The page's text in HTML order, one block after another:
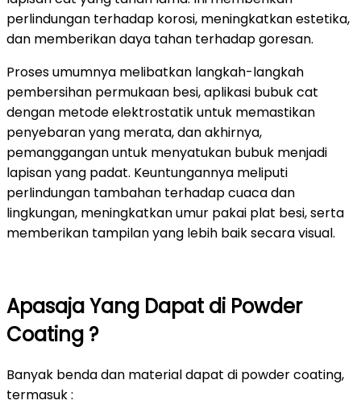
perlindungan terhadap korosi, meningkatkan estetika,
dan memberikan daya tahan terhadap goresan.
Proses umumnya melibatkan langkah-langkah
pembersihan permukaan besi, aplikasi bubuk cat
dengan metode elektrostatik untuk memastikan
penyebaran yang merata, dan akhirnya,
pemanggangan untuk menyatukan bubuk menjadi
lapisan yang padat. Keuntungannya meliputi
perlindungan tambahan terhadap cuaca dan
lingkungan, meningkatkan umur pakai plat besi, serta
memberikan tampilan yang lebih baik secara visual.
Apasaja Yang Dapat di Powder
Coating ?
Banyak benda dan material dapat di powder coating,
termasuk :